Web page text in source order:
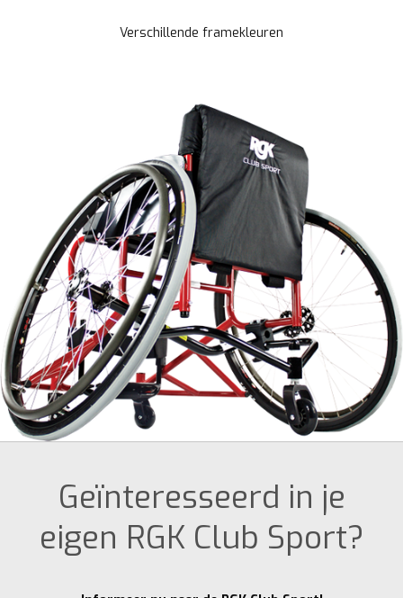
Verschillende framekleuren
Geïnteresseerd in je
eigen RGK Club Sport?